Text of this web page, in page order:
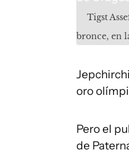
Tigst
bronce, en
oro
Pero el
de